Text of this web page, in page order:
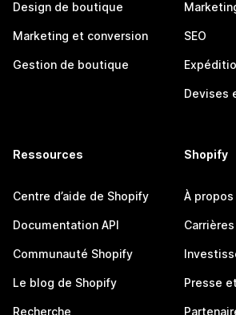
Design de boutique
Marketing et conversion
Gestion de boutique
SEO
Devises
Ressources
Centre d’aide de Shopify
Documentation API
Communauté Shopify
Le blog de Shopify
Recherche
Shopify
À propos
Carrières
Presse